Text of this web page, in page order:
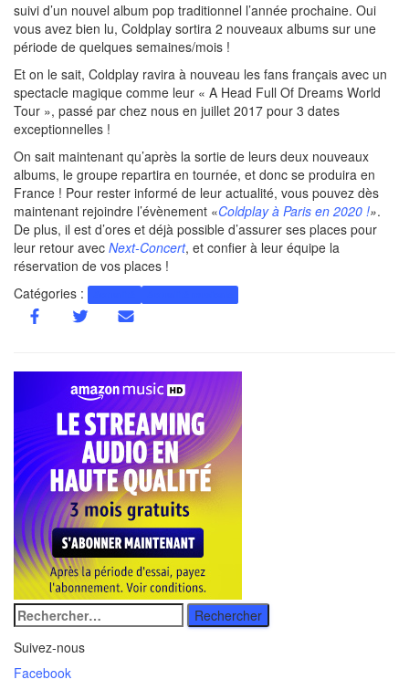
suivi d’un nouvel album pop traditionnel l’année prochaine. Oui
vous avez bien lu, Coldplay sortira 2 nouveaux albums sur une
période de quelques semaines/mois !
Et on le sait, Coldplay ravira à nouveau les fans français avec un
spectacle magique comme leur « A Head Full Of Dreams World
Tour », passé par chez nous en juillet 2017 pour 3 dates
exceptionnelles !
On sait maintenant qu’après la sortie de leurs deux nouveaux
albums, le groupe repartira en tournée, et donc se produira en
France ! Pour rester informé de leur actualité, vous pouvez dès
maintenant rejoindre l’évènement «Coldplay à Paris en 2020 !».
De plus, il est d’ores et déjà possible d’assurer ses places pour
leur retour avec Next-Concert, et confier à leur équipe la
réservation de vos places !
Catégories :
Rechercher
:
Suivez-nous
Facebook